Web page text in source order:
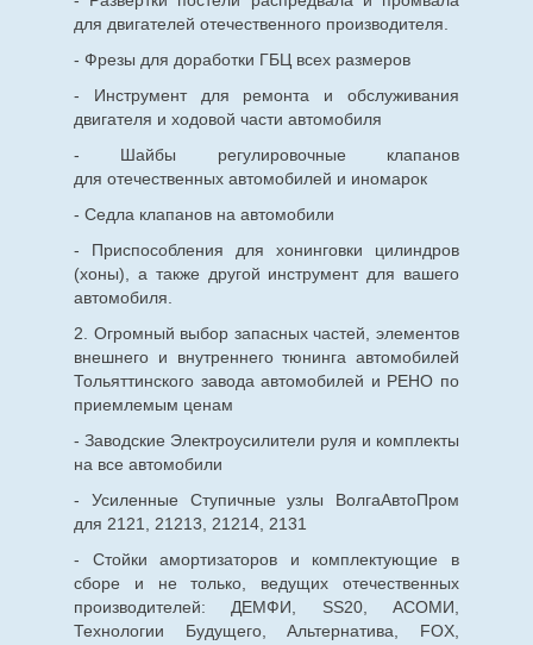
для двигателей отечественного производителя.
- Фрезы для доработки ГБЦ всех размеров
- Инструмент для ремонта и обслуживания
двигателя и ходовой части автомобиля
- Шайбы регулировочные клапанов
для отечественныхавтомобилей и иномарок
- Седла клапанов на автомобили
- Приспособления для хонинговки цилиндров
(хоны), а также другой инструмент для вашего
автомобиля.
2. Огромный выбор запасных частей, элементов
внешнего и внутреннего тюнинга автомобилей
Тольяттинского завода автомобилей и РЕНО по
приемлемым ценам
- Заводские Электроусилители руля и комплекты
на все автомобили
- Усиленные Ступичные узлы ВолгаАвтоПром
для 2121, 21213, 21214, 2131
- Стойки амортизаторов и комплектующие в
сборе и не только, ведущих отечественных
производителей: ДЕМФИ, SS20, АСОМИ,
Технологии Будущего, Альтернатива, FOX,